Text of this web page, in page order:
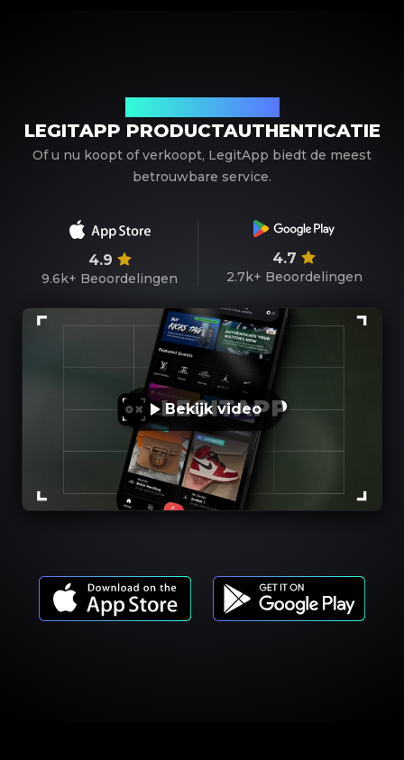
LEGITAPP PRODUCTAUTHENTICATIE
Of u nu koopt of verkoopt, LegitApp biedt de meest
betrouwbare service.
4.9
9.6k+ Beoordelingen
4.7
2.7k+ Beoordelingen
Bekijk video